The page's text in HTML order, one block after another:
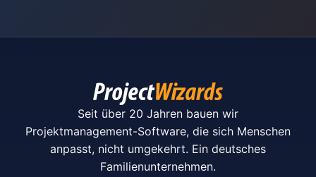
Seit über 20 Jahren bauen wir
Projektmanagement-Software, die sich Menschen
anpasst, nicht umgekehrt. Ein deutsches
Familienunternehmen.